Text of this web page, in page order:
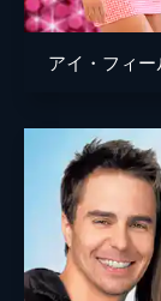
製作